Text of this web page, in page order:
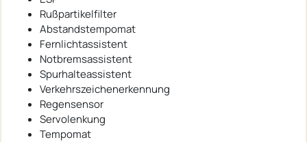
Rußpartikelfilter
Abstandstempomat
Fernlichtassistent
Notbremsassistent
Spurhalteassistent
Verkehrszeichenerkennung
Regensensor
Servolenkung
Tempomat